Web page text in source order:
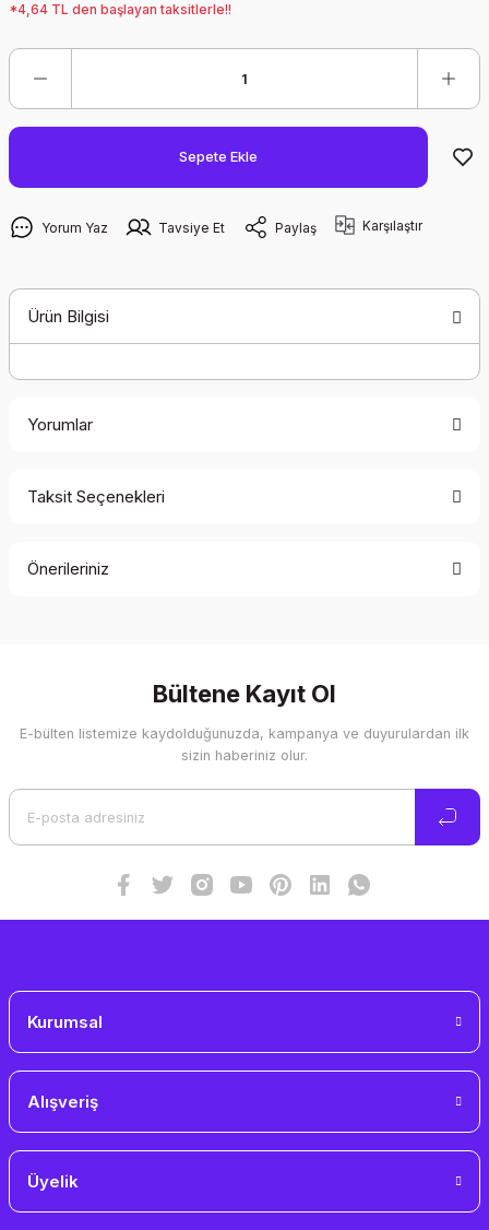
*4,64 TL den başlayan taksitlerle!!
Sepete Ekle
Yorum Yaz Tavsiye Et Paylaş Karşılaştır
Ürün Bilgisi
Yorumlar
Taksit Seçenekleri
Önerileriniz
Görüş ve önerileriniz için teşekkür ederiz.
Ürün resmi kalitesiz, bozuk veya görüntülenemiyor.
Bültene Kayıt Ol
E-bülten listemize kaydolduğunuzda, kampanya ve duyurulardan ilk
sizin haberiniz olur.
Kurumsal
Alışveriş
Üyelik